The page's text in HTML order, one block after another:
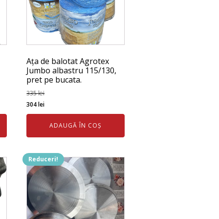
Ața de balotat Agrotex
Jumbo albastru 115/130,
pret pe bucata.
335lei
Prețul
inițial
fost:
335 lei.
304leiPrețul
curent
este:
304 lei.
ADAUGĂ ÎN COȘ
Reduceri!